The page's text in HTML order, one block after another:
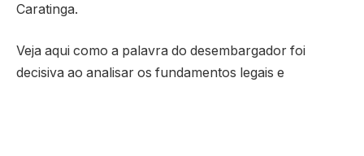
Caratinga.
Veja aqui como a palavra do desembargador foi
decisiva ao analisar os fundamentos legais e